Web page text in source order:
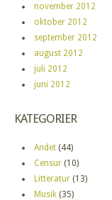
november 2012
oktober 2012
september 2012
august 2012
juli 2012
juni 2012
KATEGORIER
Andet (44)
Censur (10)
Litteratur (13)
Musik (35)